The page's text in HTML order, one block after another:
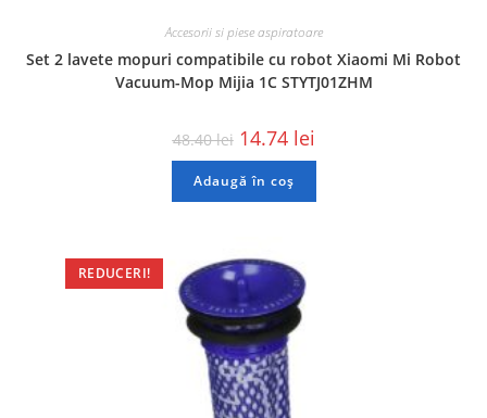
Accesorii si piese aspiratoare
Set 2 lavete mopuri compatibile cu robot Xiaomi Mi Robot
Vacuum-Mop Mijia 1C STYTJ01ZHM
48.40lei 14.74 lei
Adaugă în coș
REDUCERI!